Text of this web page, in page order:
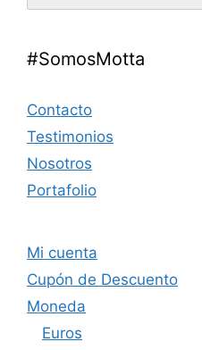
#SomosMotta
Contacto
Testimonios
Nosotros
Portafolio
Mi cuenta
Cupón de Descuento
Moneda
Euros